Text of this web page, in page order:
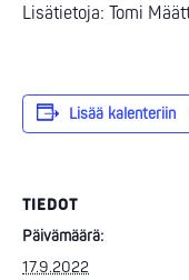
Lisätietoja: Tomi
Lisää kalenteriin
TIEDOT
Päivämäärä:
17.9.2022